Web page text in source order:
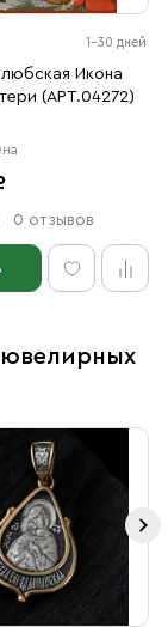
1-30 дней
Икона
(АРТ.04272)
0 отзывов